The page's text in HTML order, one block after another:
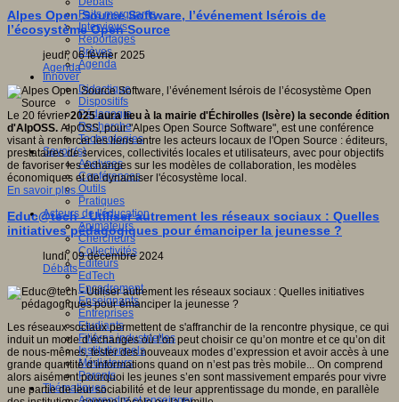
Faits marquants
Interviews
Reportages
Brèves
Agenda
Innover
Didactique
Dispositifs
Pédagogie
Recherche
Technologies
Savoir(s)
Analyses
Conférences
Outils
Pratiques
Acteurs de l'éducation
Animateurs
Chercheurs
Collectivités
Editeurs
EdTech
Encadrement
Enseignants
Entreprises
Etudiants
Filières industrielles
Institutionnels
Médiateurs
Parents
Thématiques
Alpes Open Source Software, l’événement Isérois de
l’écosystème Open Source
jeudi, 06 février 2025
Agenda
Le 20 février2025 aura lieu à la mairie d'Échirolles (Isère) la seconde édition
d'AlpOSS. AlpOSS, pour "Alpes Open Source Software", est une conférence
visant à renforcer les liens entre les acteurs locaux de l'Open Source : éditeurs,
prestataires de services, collectivités locales et utilisateurs, avec pour objectifs
de favoriser les échanges sur les modèles de collaboration, les modèles
économiques et de dynamiser l'écosystème local.
En savoir plus...
Educ@tech - Utiliser autrement les réseaux sociaux : Quelles
initiatives pédagogiques pour émanciper la jeunesse ?
lundi, 09 décembre 2024
Débats
Les réseaux sociaux permettent de s'affranchir de la rencontre physique, ce qui
induit un mode d’échanges où l’on peut choisir ce qu’on montre et ce qu’on dit
de nous-mêmes, tester des nouveaux modes d’expression et avoir accès à une
grande quantité d’informations quand on n’est pas très mobile... On comprend
alors aisément pourquoi les jeunes s’en sont massivement emparés pour vivre
une partie de leur sociabilité et de leur apprentissage du monde, en parallèle